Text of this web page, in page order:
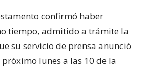
confirmó haber
tiempo, admitido a trámite la
su servicio de prensa anunció
lunes a las 10 de la